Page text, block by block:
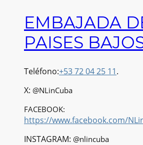
EMBAJADA
PAISES
Teléfono:+53 72 04 25 11.
X: @NLinCuba
FACEBOOK:
https://www.facebook.com/
INSTAGRAM: @nlincuba